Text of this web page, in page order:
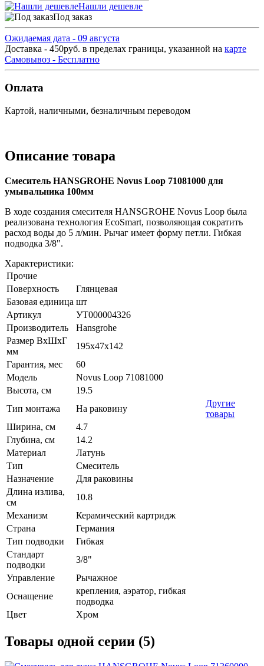
Нашли дешевле
Под заказ
Ожидаемая дата - 09 августа
Доставка - 450руб. в пределах границы, указанной на карте
Самовывоз - Бесплатно
Оплата
Картой, наличными, безналичным переводом
Описание товара
Смеситель HANSGROHE Novus Loop 71081000 для
умывальника 100мм
В ходе создания смесителя HANSGROHE Novus Loop была
реализована технология EcoSmart, позволяющая сократить
расход воды до 5 л/мин. Рычаг имеет форму петли. Гибкая
подводка 3/8".
Характеристики:
Прочие
Поверхность
Глянцевая
Базовая единица шт
Артикул
УТ000004326
Производитель
Hansgrohe
Размер ВхШхГ
мм
195х47х142
Гарантия, мес
60
Модель
Novus Loop 71081000
Высота, см
19.5
Тип монтажа
На раковину
Другие
товары
Ширина, см
4.7
Глубина, см
14.2
Материал
Латунь
Тип
Смеситель
Назначение
Для раковины
Длина излива,
см
10.8
Механизм
Керамический картридж
Страна
Германия
Тип подводки
Гибкая
Стандарт
подводки
3/8"
Управление
Рычажное
Оснащение
крепления, аэратор, гибкая
подводка
Цвет
Хром
Товары одной серии (5)